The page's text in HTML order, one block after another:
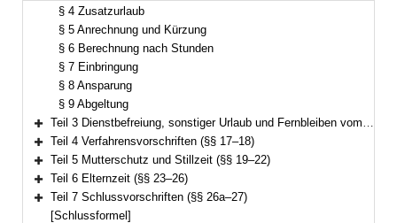
§ 4 Zusatzurlaub
§ 5 Anrechnung und Kürzung
§ 6 Berechnung nach Stunden
§ 7 Einbringung
§ 8 Ansparung
§ 9 Abgeltung
Bereich erweitern
Teil 3 Dienstbefreiung, sonstiger Urlaub und Fernbleiben vom Dienst (§§ 10–16)
Bereich erweitern
Teil 4 Verfahrensvorschriften (§§ 17–18)
Bereich erweitern
Teil 5 Mutterschutz und Stillzeit (§§ 19–22)
Bereich erweitern
Teil 6 Elternzeit (§§ 23–26)
Bereich erweitern
Teil 7 Schlussvorschriften (§§ 26a–27)
[Schlussformel]